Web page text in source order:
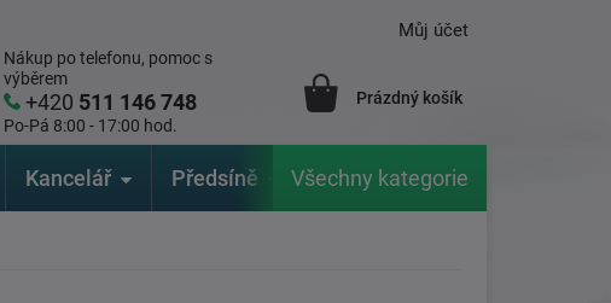
Nákup po telefonu, pomoc s
výběrem
+420 511 146 748
Po-Pá 8:00 - 17:00 hod.
Můj účet
Prázdný košík
Kancelář Předsíně Zahrada Značky
Všechny kategorie